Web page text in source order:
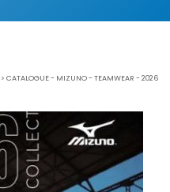
> CATALOGUE - MIZUNO - TEAMWEAR - 2026